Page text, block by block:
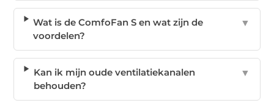
Wat is de ComfoFan S en wat zijn de
voordelen?
▼
Kan ik mijn oude ventilatiekanalen
behouden?
▼